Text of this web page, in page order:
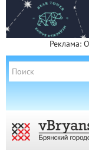
Реклама: